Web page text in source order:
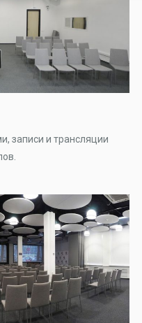
записи и трансляции